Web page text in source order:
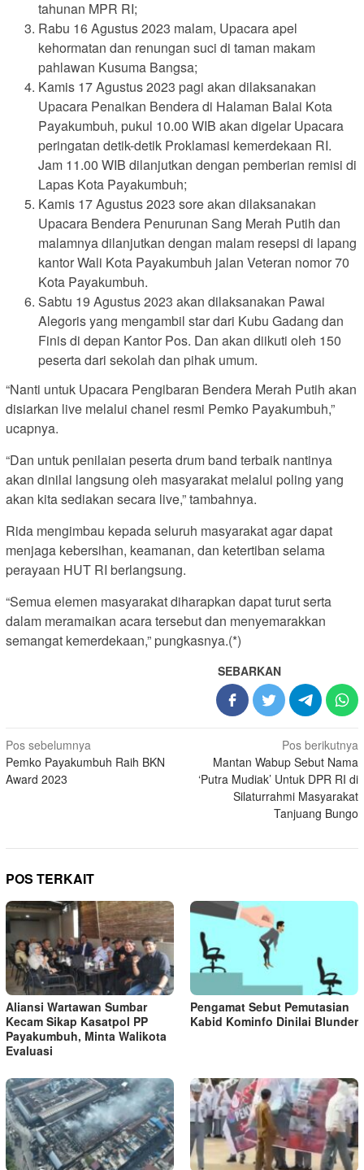
tahunan MPR RI;
Rabu 16 Agustus 2023 malam, Upacara apel
kehormatan dan renungan suci di taman makam
pahlawan Kusuma Bangsa;
Kamis 17 Agustus 2023 pagi akan dilaksanakan
Upacara Penaikan Bendera di Halaman Balai Kota
Payakumbuh, pukul 10.00 WIB akan digelar Upacara
peringatan detik-detik Proklamasi kemerdekaan RI.
Jam 11.00 WIB dilanjutkan dengan pemberian remisi di
Lapas Kota Payakumbuh;
Kamis 17 Agustus 2023 sore akan dilaksanakan
Upacara Bendera Penurunan Sang Merah Putih dan
malamnya dilanjutkan dengan malam resepsi di lapang
kantor Wali Kota Payakumbuh jalan Veteran nomor 70
Kota Payakumbuh.
Sabtu 19 Agustus 2023 akan dilaksanakan Pawai
Alegoris yang mengambil star dari Kubu Gadang dan
Finis di depan Kantor Pos. Dan akan diikuti oleh 150
peserta dari sekolah dan pihak umum.
“Nanti untuk Upacara Pengibaran Bendera Merah Putih akan
disiarkan live melalui chanel resmi Pemko Payakumbuh,”
ucapnya.
“Dan untuk penilaian peserta drum band terbaik nantinya
akan dinilai langsung oleh masyarakat melalui poling yang
akan kita sediakan secara live,” tambahnya.
Rida mengimbau kepada seluruh masyarakat agar dapat
menjaga kebersihan, keamanan, dan ketertiban selama
perayaan HUT RI berlangsung.
“Semua elemen masyarakat diharapkan dapat turut serta
dalam meramaikan acara tersebut dan menyemarakkan
semangat kemerdekaan,” pungkasnya.(*)
SEBARKAN
Navigasi
pos
Pos sebelumnya
Pemko Payakumbuh Raih BKN
Award 2023
Pos berikutnya
Mantan Wabup Sebut Nama
‘Putra Mudiak’ Untuk DPR RI di
Silaturrahmi Masyarakat
Tanjuang Bungo
POS TERKAIT
Aliansi Wartawan Sumbar
Kecam Sikap Kasatpol PP
Payakumbuh, Minta Walikota
Evaluasi
Pengamat Sebut Pemutasian
Kabid Kominfo Dinilai Blunder